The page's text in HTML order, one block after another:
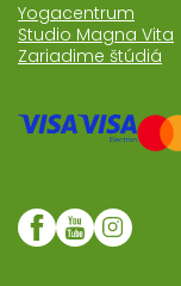
Yogacentrum
Studio Magna Vita
Zariadime štúdiá